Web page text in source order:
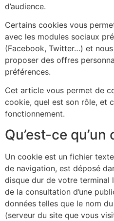
d’audience.
Certains cookies vous
avec les modules sociaux
(Facebook, Twitter…) et
proposer des offres
préférences.
Cet article vous permet de
cookie, quel est son rôle, et
fonctionnement.
Qu’est-ce qu’un
Un cookie est un fichier
de navigation, est déposé
disque dur de votre terminal
de la consultation d’une
données telles que le nom
(serveur du site que vous